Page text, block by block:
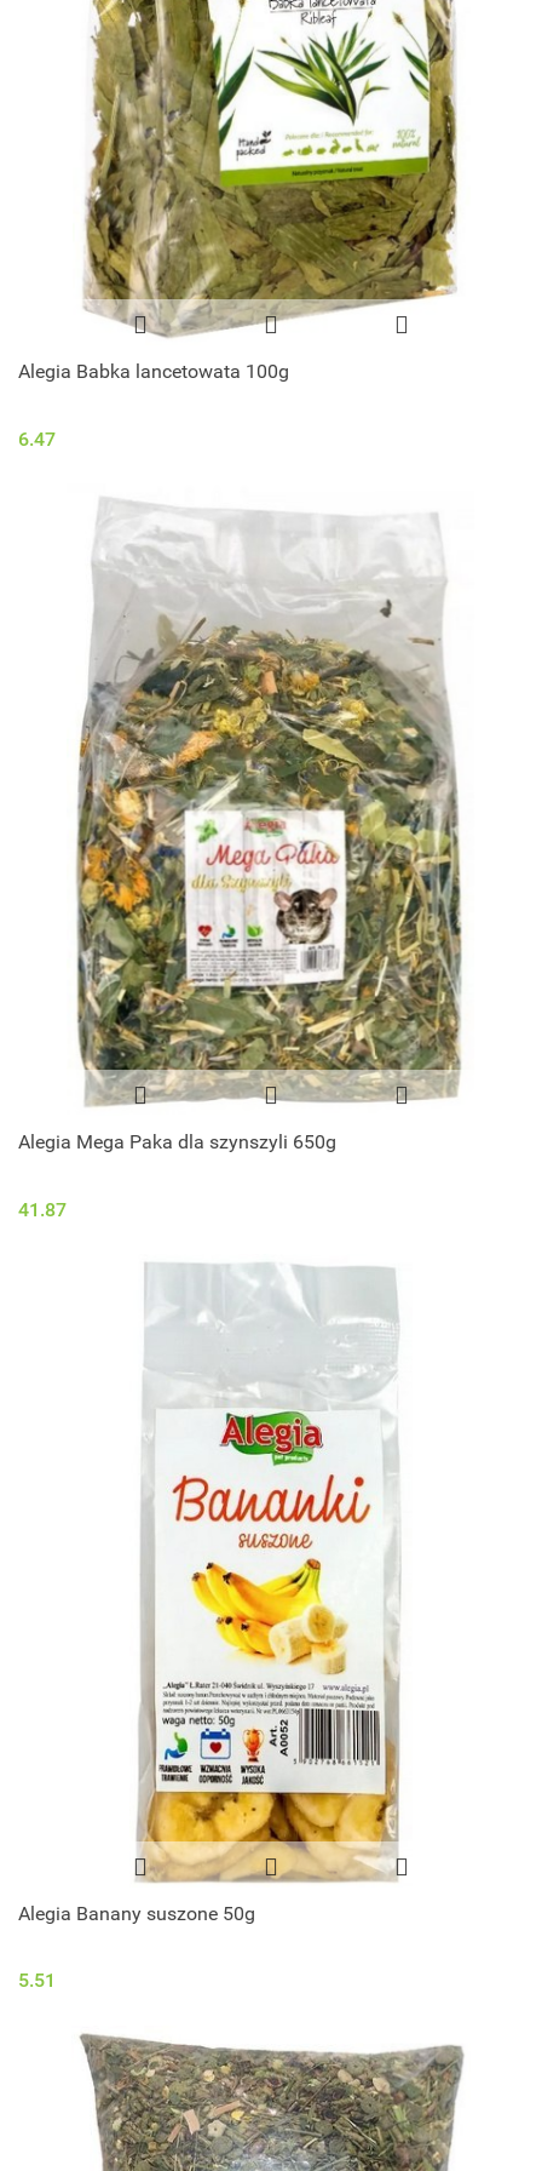
Alegia Babka lancetowata 100g
6.47
Alegia Mega Paka dla szynszyli 650g
41.87
Alegia Banany suszone 50g
5.51